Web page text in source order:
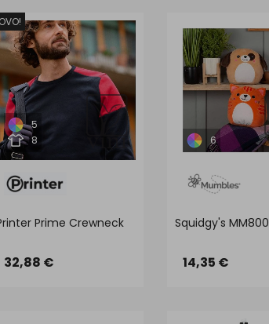
5
8
Prime Crewneck
32,88 €
6
Squidgy's MM800
14,35 €